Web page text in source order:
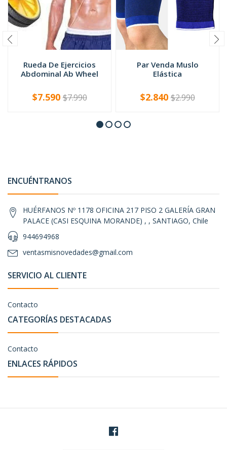
Rueda De Ejercicios
Abdominal Ab Wheel
+
$7.590$7.990
Par Venda Muslo
Elástica
+
$2.840$2.990
ENCUÉNTRANOS
HUÉRFANOS Nº 1178 OFICINA 217 PISO 2 GALERÍA GRAN
PALACE (CASI ESQUINA MORANDE) , , SANTIAGO, Chile
944694968
ventasmisnovedades@gmail.com
SERVICIO AL CLIENTE
Contacto
CATEGORÍAS DESTACADAS
Contacto
ENLACES RÁPIDOS